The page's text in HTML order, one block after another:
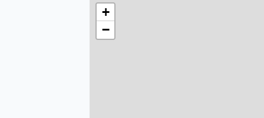
+
−